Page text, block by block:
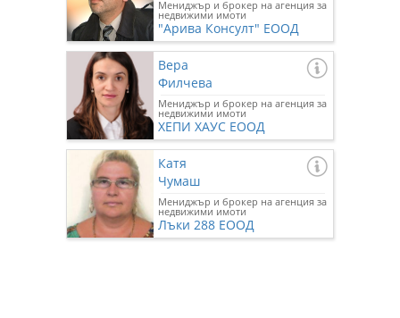
Мениджър и брокер на агенция за
недвижими имоти
"Арива Консулт" ЕООД
Вера
Филчева
Мениджър и брокер на агенция за
недвижими имоти
ХЕПИ ХАУС ЕООД
Катя
Чумаш
Мениджър и брокер на агенция за
недвижими имоти
Лъки 288 ЕООД